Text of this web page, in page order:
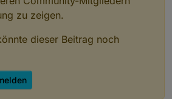
zu zeigen.
dieser Beitrag noch